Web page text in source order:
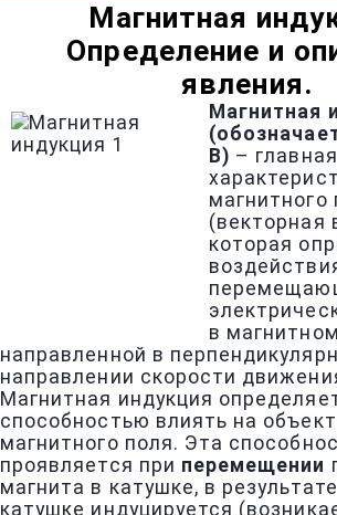
Магнитная
Определение и
явления.
Магнитная
В) – главная
магнитного
(векторная
которая
в
направленной в
направлении скорости
Магнитная индукция
способностью влиять на
магнитного поля. Эта
проявляется при перемещении
магнита в катушке, в
катушке индуцируется